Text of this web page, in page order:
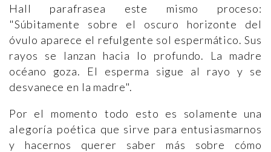
Hall parafrasea este mismo proceso:
"Súbitamente sobre el oscuro horizonte del
óvulo aparece el refulgente sol espermático. Sus
rayos se lanzan hacia lo profundo. La madre
océano goza. El esperma sigue al rayo y se
desvanece en la madre".
Por el momento todo esto es solamente una
alegoría poética que sirve para entusiasmarnos
y hacernos querer saber más sobre cómo